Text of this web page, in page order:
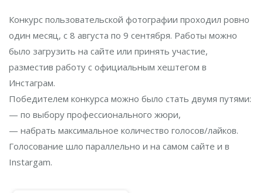
Конкурс пользовательской фотографии проходил ровно
один месяц, с 8 августа по 9 сентября. Работы можно
было загрузить на сайте или принять участие,
разместив работу с официальным хештегом в
Инстаграм.
Победителем конкурса можно было стать двумя путями:
— по выбору профессионального жюри,
— набрать максимальное количество голосов/лайков.
Голосование шло параллельно и на самом сайте и в
Instargam.